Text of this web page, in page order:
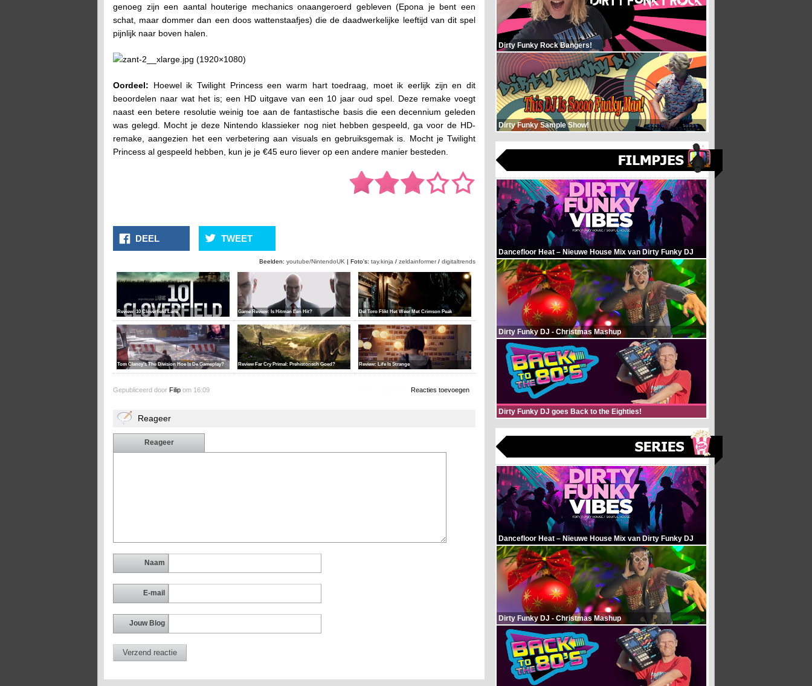
genoeg zijn een aantal houterige mechanics onaangeroerd gebleven (Epona je bent een
schat, maar dommer dan een doos wattenstaafjes) die de daadwerkelijke leeftijd van dit spel
pijnlijk naar boven halen.
Oordeel: Hoewel ik Twilight Princess een warm hart toedraag, moet ik eerlijk zijn en dit
beoordelen naar wat het is; een HD uitgave van een 10 jaar oud spel. Deze remake voegt
naast een betere resolutie weinig toe aan de fantastische basis die een decennium geleden
was gelegd. Mocht je deze Nintendo klassieker nog niet hebben gespeeld, ga voor de HD-
remake, aangezien het een verbetering aan visuals en gebruiksgemak is. Mocht je Twilight
Princess al gespeeld hebben, kun je je €45 euro liever op een andere manier besteden.
DEEL TWEET
Beelden: youtube/NintendoUK | Foto's: tay.kinja / zeldainformer/ digitaltrends
Review: 10 Cloverfield Lane Game Review: Is Hitman Een Hit? Del Toro Flikt Het Weer Met Crimson Peak
Tom Clancy's The Division Hoe Is De Gameplay? Review Far Cry Primal: Prehistorisch Goed? Review: Life Is Strange
Gepubliceerd door Filip om 16:09 Reacties toevoegen
Reageer
Reageer
Naam
E-mail
Jouw Blog
Dirty Funky Rock Bangers!
Dirty Funky Sample Show!
Dancefloor Heat – Nieuwe House Mix van Dirty Funky DJ
Dirty Funky DJ - Christmas Mashup
Dirty Funky DJ goes Back to the Eighties!
Dancefloor Heat – Nieuwe House Mix van Dirty Funky DJ
Dirty Funky DJ - Christmas Mashup